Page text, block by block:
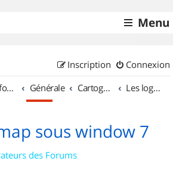
Menu
Connexion
Inscription
Accueil forum Générale Cartographie et GPS Les logiciels
sous window 7
des Forums